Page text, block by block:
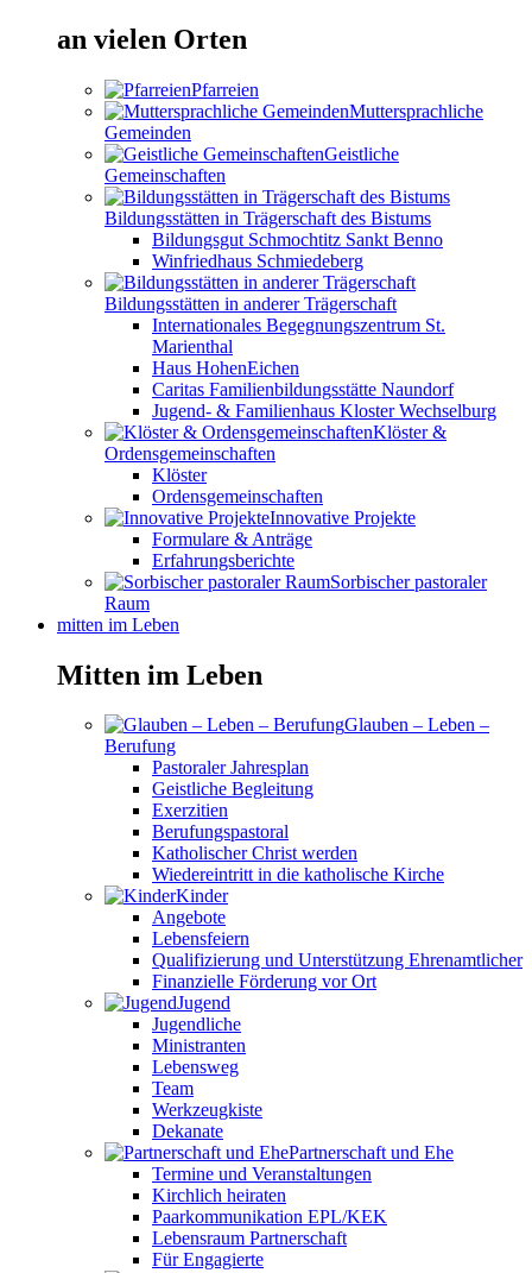
an vielen Orten
Pfarreien
Muttersprachliche
Gemeinden
Geistliche
Gemeinschaften
Bildungsstätten in Trägerschaft des Bistums
Bildungsgut Schmochtitz Sankt Benno
Winfriedhaus Schmiedeberg
Bildungsstätten in anderer Trägerschaft
Internationales Begegnungszentrum St.
Marienthal
Haus HohenEichen
Caritas Familienbildungsstätte Naundorf
Jugend- & Familienhaus Kloster Wechselburg
Klöster &
Ordensgemeinschaften
Klöster
Ordensgemeinschaften
Innovative Projekte
Formulare & Anträge
Erfahrungsberichte
Sorbischer pastoraler
Raum
mitten im Leben
Mitten im Leben
Glauben – Leben –
Berufung
Pastoraler Jahresplan
Geistliche Begleitung
Exerzitien
Berufungspastoral
Katholischer Christ werden
Wiedereintritt in die katholische Kirche
Kinder
Angebote
Lebensfeiern
Qualifizierung und Unterstützung Ehrenamtlicher
Finanzielle Förderung vor Ort
Jugend
Jugendliche
Ministranten
Lebensweg
Team
Werkzeugkiste
Dekanate
Partnerschaft und Ehe
Termine und Veranstaltungen
Kirchlich heiraten
Paarkommunikation EPL/KEK
Lebensraum Partnerschaft
Für Engagierte